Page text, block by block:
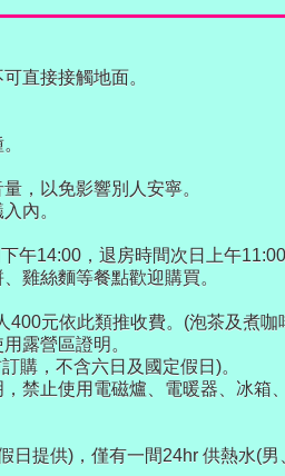
直接接觸地面。
，以免影響別人安寧。
內。
午14:00，退房時間次日上午11:00
雞絲麵等餐點歡迎購買。
元依此類推收費。(泡茶及煮咖
露營區證明。
購，不含六日及國定假日)。
禁止使用電磁爐、電暖器、冰箱
提供)，僅有一間24hr 供熱水(男